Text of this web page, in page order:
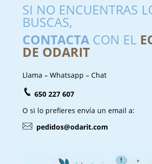
SI NO ENCUENTRAS
BUSCAS,
CONTACTACON EL
DE ODARIT
Llama – Whatsapp – Chat
650 227 607
O si lo prefieres envía un email a:
pedidos@odarit.com